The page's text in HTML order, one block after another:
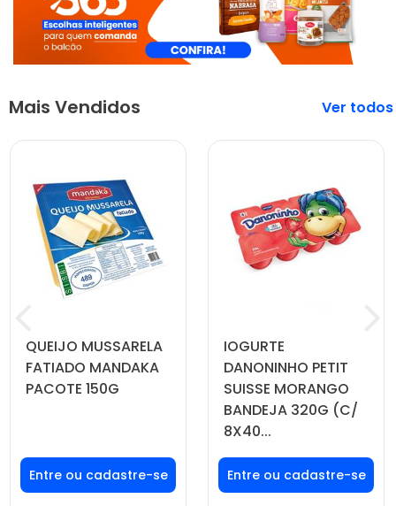
Mais Vendidos
QUEIJO MUSSARELA
FATIADO MANDAKA
PACOTE 150G
Faça seu login ou
cadastre-se para
ver preços e
IOGURTE
DANONINHO PETIT
SUISSE MORANGO
BANDEJA 320G (C/
8X40...
Faça seu login ou
cadastre-se para
ver preços e